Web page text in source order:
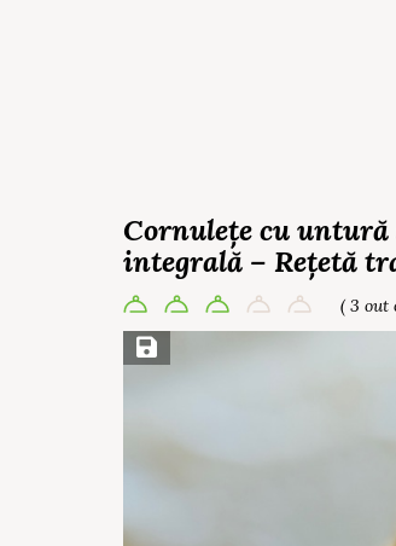
Cornulețe cu
integrală – Rețetă
( 3 out
Save Recipe